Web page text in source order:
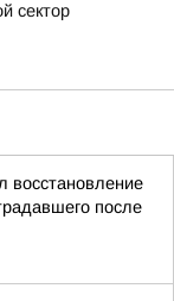
сектор
восстановление
после